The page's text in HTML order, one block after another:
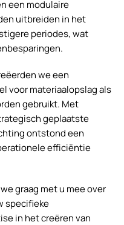
een modulaire
uitbreiden in het
periodes, wat
we een
voor materiaalopslag als
gebruikt. Met
geplaatste
ontstond een
efficiëntie
graag met u mee over
specifieke
in het creëren van